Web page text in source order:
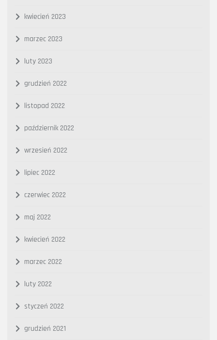
kwiecień 2023
marzec 2023
luty 2023
grudzień 2022
listopad 2022
październik 2022
wrzesień 2022
lipiec 2022
czerwiec 2022
maj 2022
kwiecień 2022
marzec 2022
luty 2022
styczeń 2022
grudzień 2021